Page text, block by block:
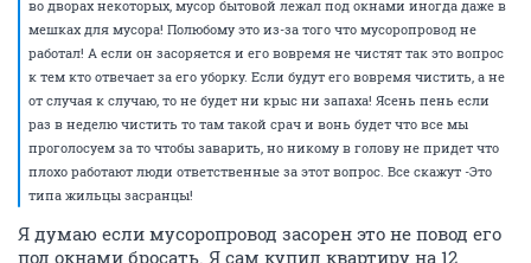
"Если была вонь, значит вентиляция не работала."
Как раз через муропровод у Вас и будет вентиляция. При открытии
люка оттуда , из трубы поток воздуха вонючего идет. Никакие
прокладки резиновые не спасут, это же труба, причем ВСЕГДА
грязная, отмыть её невозможно.